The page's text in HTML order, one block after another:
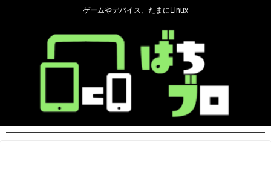
ゲームやデバイス、たまにLinux